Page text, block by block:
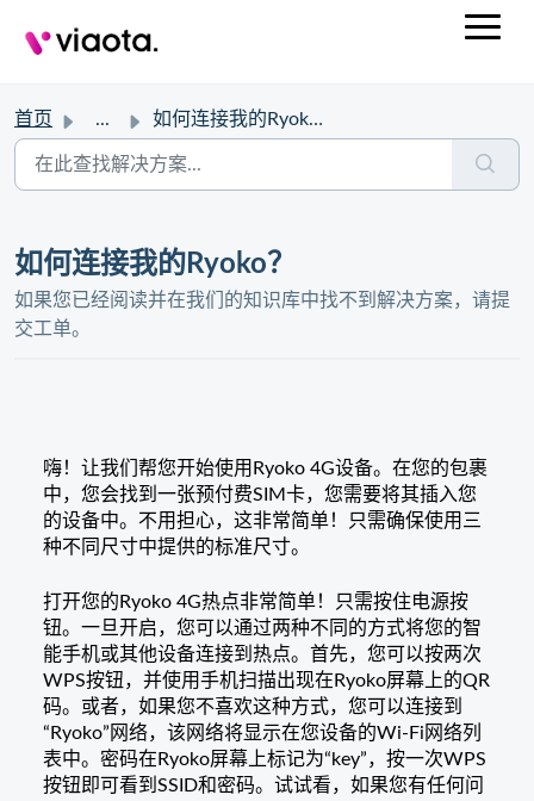
首页 ... 如何连接我的Ryoko？
如何连接我的Ryoko？
如果您已经阅读并在我们的知识库中找不到解决方案，请提
交工单。
嗨！让我们帮您开始使用Ryoko 4G设备。在您的包裹
中，您会找到一张预付费SIM卡，您需要将其插入您
的设备中。不用担心，这非常简单！只需确保使用三
种不同尺寸中提供的标准尺寸。
打开您的Ryoko 4G热点非常简单！只需按住电源按
钮。一旦开启，您可以通过两种不同的方式将您的智
能手机或其他设备连接到热点。首先，您可以按两次
WPS按钮，并使用手机扫描出现在Ryoko屏幕上的QR
码。或者，如果您不喜欢这种方式，您可以连接到
“Ryoko”网络，该网络将显示在您设备的Wi-Fi网络列
表中。密码在Ryoko屏幕上标记为“key”，按一次WPS
按钮即可看到SSID和密码。试试看，如果您有任何问